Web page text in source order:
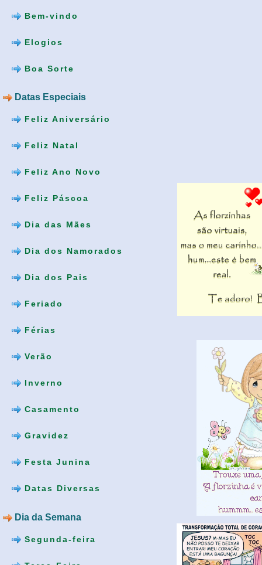
Bem-vindo
Elogios
Boa Sorte
Datas Especiais
Feliz Aniversário
Feliz Natal
Feliz Ano Novo
Feliz Páscoa
Dia das Mães
Dia dos Namorados
Dia dos Pais
Feriado
Férias
Verão
Inverno
Casamento
Gravidez
Festa Junina
Datas Diversas
Dia da Semana
Segunda-feira